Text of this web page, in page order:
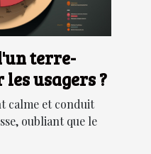
terre-
usagers ?
calme et conduit
oubliant que le